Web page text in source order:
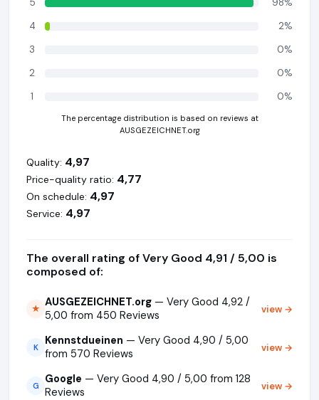
5
98%
4
2%
3
0%
2
0%
1
0%
The percentage distribution is based on reviews at
AUSGEZEICHNET.org
Quality: 4,97
Price-quality ratio: 4,77
On schedule: 4,97
Service: 4,97
The overall rating of Very Good 4,91 / 5,00 is
composed of:
★ AUSGEZEICHNET.org — Very Good 4,92 /
5,00 from 450 Reviews
view →
K Kennstdueinen — Very Good 4,90 / 5,00
from 570 Reviews
view →
G Google — Very Good 4,90 / 5,00 from 128
Reviews
view →